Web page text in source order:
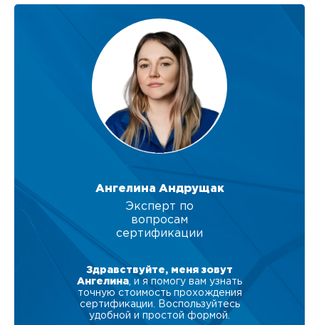
Ангелина Андрущак
Эксперт по
вопросам
сертификации
Здравствуйте, меня зовут
Ангелина , и я помогу вам узнать
точную стоимость прохождения
сертификации. Воспользуйтесь
удобной и простой формой.